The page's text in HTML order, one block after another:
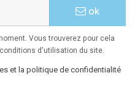
ok
Vous trouverez pour cela
d'utilisation du site.
et la politique de confidentialité